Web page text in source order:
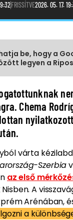
FRISSÍTVE2026. 05. 17.
be, hogy a
legyen a
Chema
várta
Szerbia
az első
A
Arénában,
a